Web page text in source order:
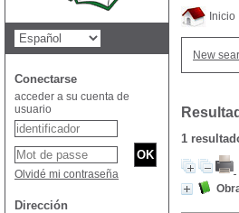
Inicio
New
1
Conectarse
acceder a su cuenta de
usuario
Olvidé mi contraseña
Dirección